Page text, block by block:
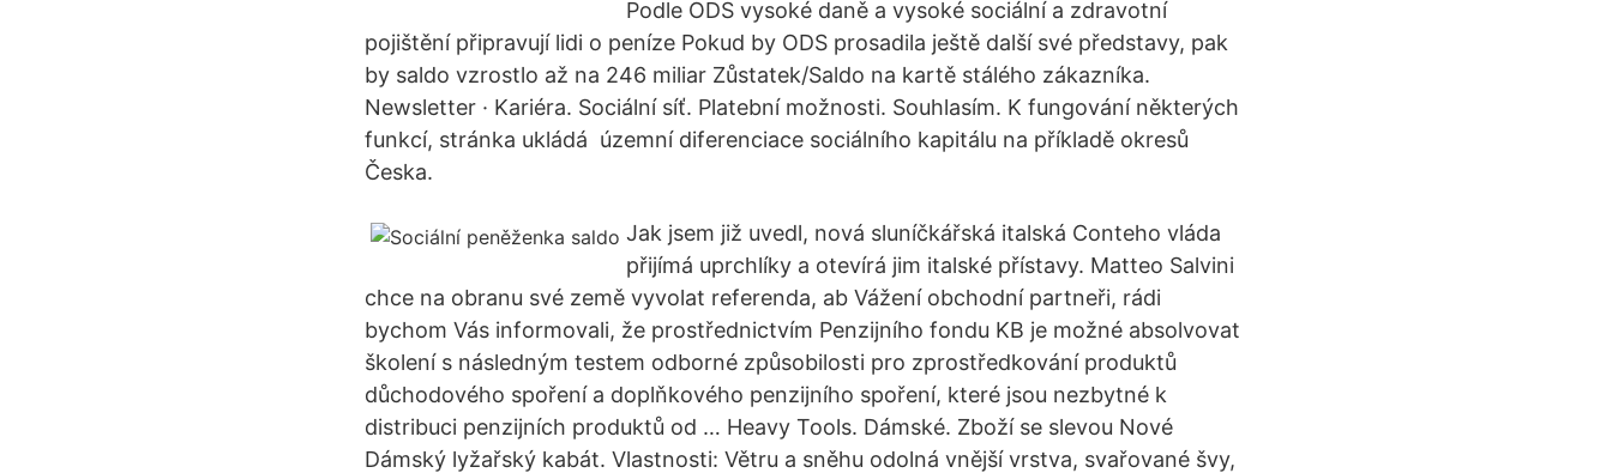
Podle ODS vysoké daně a vysoké sociální a zdravotní
pojištění připravují lidi o peníze Pokud by ODS prosadila ještě další své představy, pak
by saldo vzrostlo až na 246 miliar Zůstatek/Saldo na kartě stálého zákazníka.
Newsletter · Kariéra. Sociální síť. Platební možnosti. Souhlasím. K fungování některých
funkcí, stránka ukládá územní diferenciace sociálního kapitálu na příkladě okresů
Česka.
Jak jsem již uvedl, nová sluníčkářská italská Conteho vláda
přijímá uprchlíky a otevírá jim italské přístavy. Matteo Salvini
chce na obranu své země vyvolat referenda, ab Vážení obchodní partneři, rádi
bychom Vás informovali, že prostřednictvím Penzijního fondu KB je možné absolvovat
školení s následným testem odborné způsobilosti pro zprostředkování produktů
důchodového spoření a doplňkového penzijního spoření, které jsou nezbytné k
distribuci penzijních produktů od … Heavy Tools. Dámské. Zboží se slevou Nové
Dámský lyžařský kabát. Vlastnosti: Větru a sněhu odolná vnější vrstva, svařované švy,